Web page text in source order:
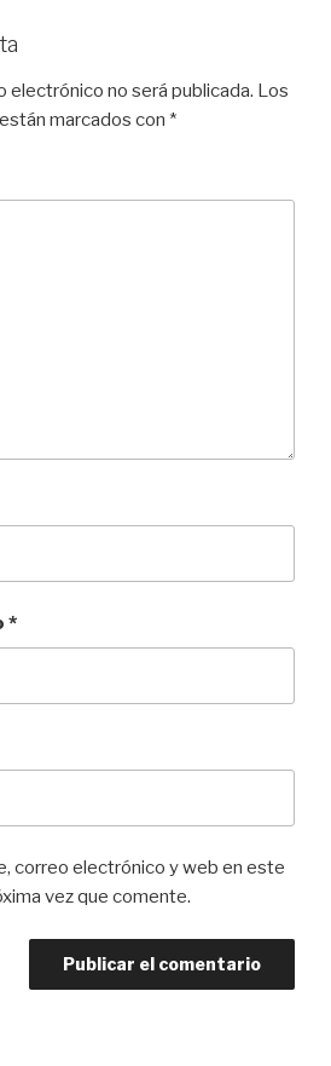
electrónico no será publicada. Los
marcados con *
*
correo electrónico y web en este
vez que comente.